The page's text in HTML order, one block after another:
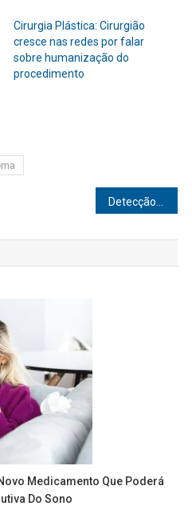
Cirurgia Plástica: Cirurgião
cresce nas redes por falar
sobre humanização do
procedimento
Medicamento Que Poderá
Do Sono